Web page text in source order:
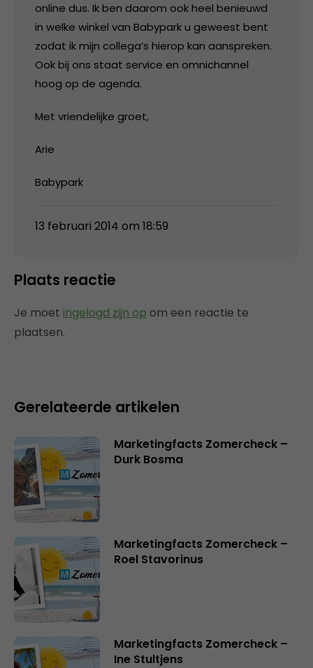
online dus. Ik ben daarom ook heel benieuwd
in welke winkel van Babypark u geweest bent
zodat ik mijn collega’s hierop kan aanspreken.
Ook bij ons staat service en omnichannel
hoog op de agenda.
Met vriendelijke groet,
Arie
Babypark
13 februari 2014 om 18:59
Plaats reactie
Je moet ingelogd zijn op om een reactie te
plaatsen.
Gerelateerde artikelen
Marketingfacts Zomercheck –
Durk Bosma
Marketingfacts Zomercheck –
Roel Stavorinus
Marketingfacts Zomercheck –
Ine Stultjens